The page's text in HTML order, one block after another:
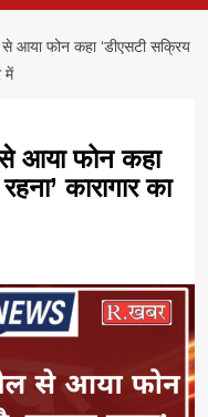
आया फोन कहा ‘डीएसटी सक्रिय
में
आया फोन कहा
कारागार का